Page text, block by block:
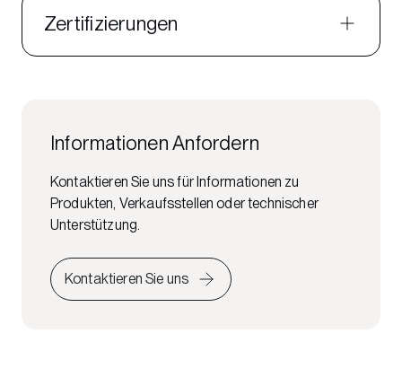
Zertifizierungen
Informationen Anfordern
Kontaktieren Sie uns für Informationen zu
Produkten, Verkaufsstellen oder technischer
Unterstützung.
Kontaktieren Sie uns